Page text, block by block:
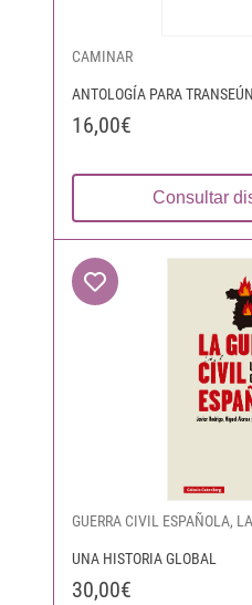
CAMINAR
ANTOLOGÍA PARA
16,00€
Consultar
GUERRA CIVIL ESPAÑOLA, LA
UNA HISTORIA GLOBAL
30,00€